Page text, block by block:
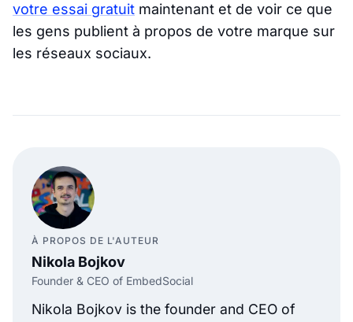
votre essai gratuit maintenant et de voir ce que
les gens publient à propos de votre marque sur
les réseaux sociaux.
À PROPOS DE L'AUTEUR
Nikola Bojkov
Founder & CEO of EmbedSocial
Nikola Bojkov is the founder and CEO of